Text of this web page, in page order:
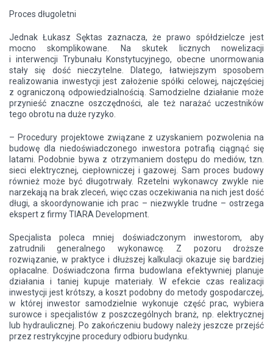
Proces długoletni
Jednak Łukasz Sęktas zaznacza, że prawo spółdzielcze jest
mocno skomplikowane. Na skutek licznych nowelizacji
i interwencji Trybunału Konstytucyjnego, obecne unormowania
stały się dość nieczytelne. Dlatego, łatwiejszym sposobem
realizowania inwestycji jest założenie spółki celowej, najczęściej
z ograniczoną odpowiedzialnością. Samodzielne działanie może
przynieść znaczne oszczędności, ale też narażać uczestników
tego obrotu na duże ryzyko.
– Procedury projektowe związane z uzyskaniem pozwolenia na
budowę dla niedoświadczonego inwestora potrafią ciągnąć się
latami. Podobnie bywa z otrzymaniem dostępu do mediów, tzn.
sieci elektrycznej, ciepłowniczej i gazowej. Sam proces budowy
również może być długotrwały. Rzetelni wykonawcy zwykle nie
narzekają na brak zleceń, więc czas oczekiwania na nich jest dość
długi, a skoordynowanie ich prac – niezwykle trudne – ostrzega
ekspert z firmy TIARA Development.
Specjalista poleca mniej doświadczonym inwestorom, aby
zatrudnili generalnego wykonawcę. Z pozoru droższe
rozwiązanie, w praktyce i dłuższej kalkulacji okazuje się bardziej
opłacalne. Doświadczona firma budowlana efektywniej planuje
działania i taniej kupuje materiały. W efekcie czas realizacji
inwestycji jest krótszy, a koszt podobny do metody gospodarczej,
w której inwestor samodzielnie wykonuje część prac, wybiera
surowce i specjalistów z poszczególnych branż, np. elektrycznej
lub hydraulicznej. Po zakończeniu budowy należy jeszcze przejść
przez restrykcyjne procedury odbioru budynku.